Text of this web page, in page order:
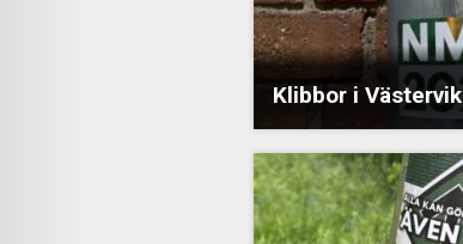
Klibbor i Västervik